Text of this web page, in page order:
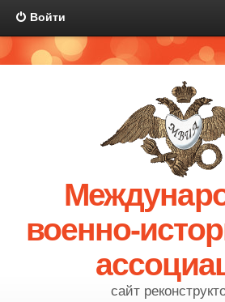
Войти
военно-
сайт